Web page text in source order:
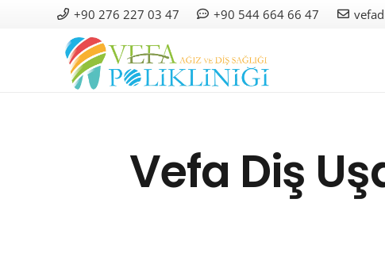
+90 276 227 03 47 +90 544 664 66 47
Vefa Diş